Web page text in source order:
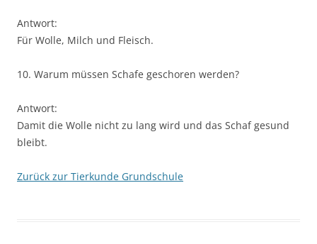
Antwort:
Für Wolle, Milch und Fleisch.
10. Warum müssen Schafe geschoren werden?
Antwort:
Damit die Wolle nicht zu lang wird und das Schaf gesund
bleibt.
Zurück zur Tierkunde Grundschule